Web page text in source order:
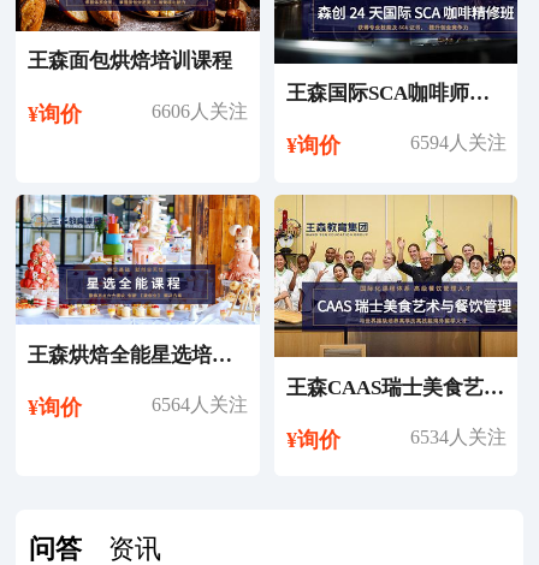
王森面包烘焙培训课程
¥询价 6606人关注
王森国际SCA咖啡师考证培训课程
¥询价 6594人关注
王森烘焙全能星选培训课程
¥询价 6564人关注
王森CAAS瑞士美食艺术与餐饮管理专业留学
¥询价 6534人关注
问答 资讯